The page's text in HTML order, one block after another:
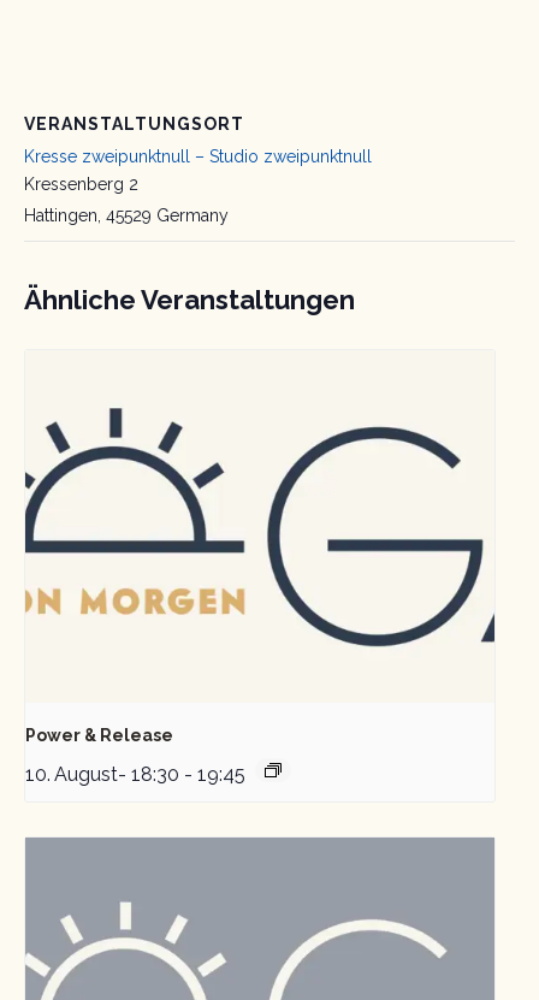
VERANSTALTUNGSORT
Kresse zweipunktnull – Studio zweipunktnull
Kressenberg 2
Hattingen, 45529 Germany
Ähnliche Veranstaltungen
Power & Release
10. August- 18:30 - 19:45